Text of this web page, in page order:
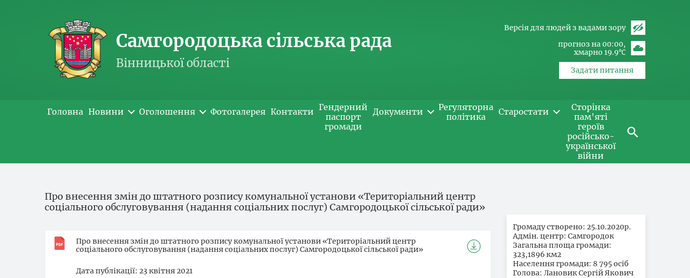
Самгородоцька сільська рада
Вінницької області
Версія для людей з вадами зору
прогноз на 00:00
хмарно 19.9℃
Задати питання
Головна Новини Оголошення Фотогалерея Контакти Гендерний
паспорт
громади
Документи
Регуляторна
політика
Старостати
Сторінка
пам'яті
героїв
російсько-
української
війни
Про внесення змін до штатного розпису комунальної установи «Територіальний центр
соціального обслуговування (надання соціальних послуг) Самгородоцької сільської ради»
Про внесення змін до штатного розпису комунальної установи «Територіальний центр
соціального обслуговування (надання соціальних послуг) Самгородоцької сільської ради»
Дата публікації 23 квітня 2021
Громаду створено: 25.10.2020р.
Адмін. центр: Самгородок
Загальна площа громади:
323,1896 км2
Населення громади: 8 795 осіб
Голова: Лановик Сергій Якович